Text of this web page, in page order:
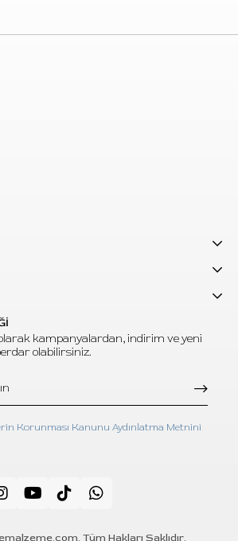
kampanyalardan, indirim ve yeni
olabilirsiniz.
Korunması Kanunu Aydınlatma Metnini
Tüm Hakları Saklıdır.